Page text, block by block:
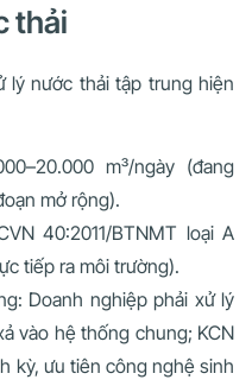
thải
lý nước thải tập trung hiện
m³/ngày (đang
mở rộng).
40:2011/BTNMT loại A
tiếp ra môi trường).
Doanh nghiệp phải xử lý
vào hệ thống chung; KCN
kỳ, ưu tiên công nghệ sinh